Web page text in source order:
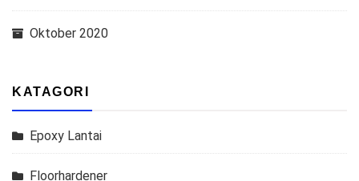
Oktober 2020
KATAGORI
Epoxy Lantai
Floorhardener